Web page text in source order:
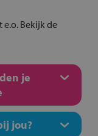
e.o. Bekijk de
je
jou?